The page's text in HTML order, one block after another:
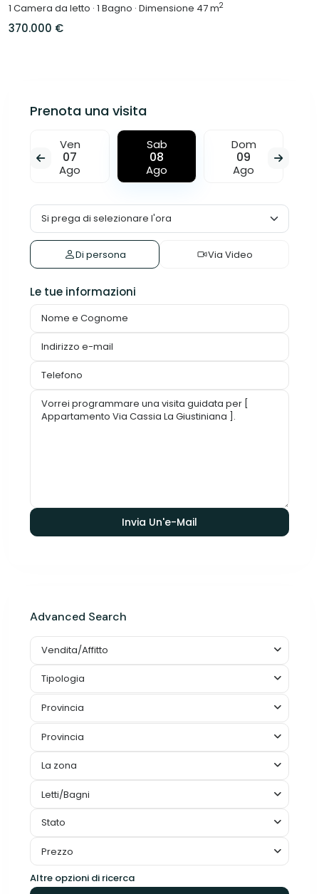
1 Camera da letto · 1 Bagno · Dimensione 47 m2
370.000 €
Prenota una visita
Ven
07
Ago
Sab
08
Ago
Dom
09
Ago
Di persona Via Video
Le tue informazioni
Advanced Search
Vendita/Affitto
Tipologia
Provincia
Provincia
La zona
Letti/Bagni
Stato
Prezzo
Altre opzioni di ricerca